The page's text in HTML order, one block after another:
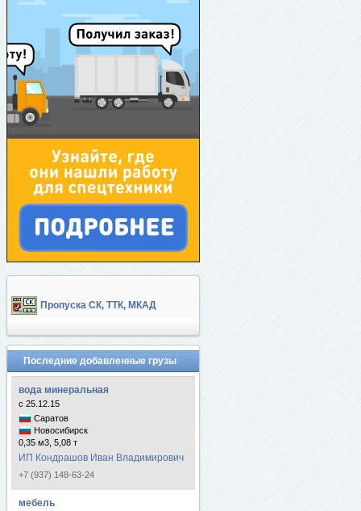
Пропуска СК, ТТК, МКАД
Последние добавленные грузы
вода минеральная
с 25.12.15
Саратов
Новосибирск
0,35 м3, 5,08 т
ИП Кондрашов Иван Владимирович
+7 (937) 148-63-24
мебель